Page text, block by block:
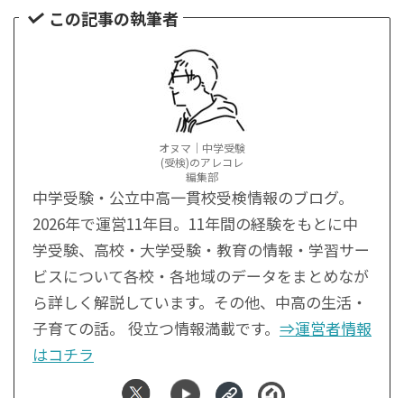
この記事の執筆者
オヌマ｜中学受験
(受検)のアレコレ
編集部
中学受験・公立中高一貫校受検情報のブログ。
2026年で運営11年目。11年間の経験をもとに中
学受験、高校・大学受験・教育の情報・学習サー
ビスについて各校・各地域のデータをまとめなが
ら詳しく解説しています。その他、中高の生活・
子育ての話。 役立つ情報満載です。 ⇒運営者情報
はコチラ